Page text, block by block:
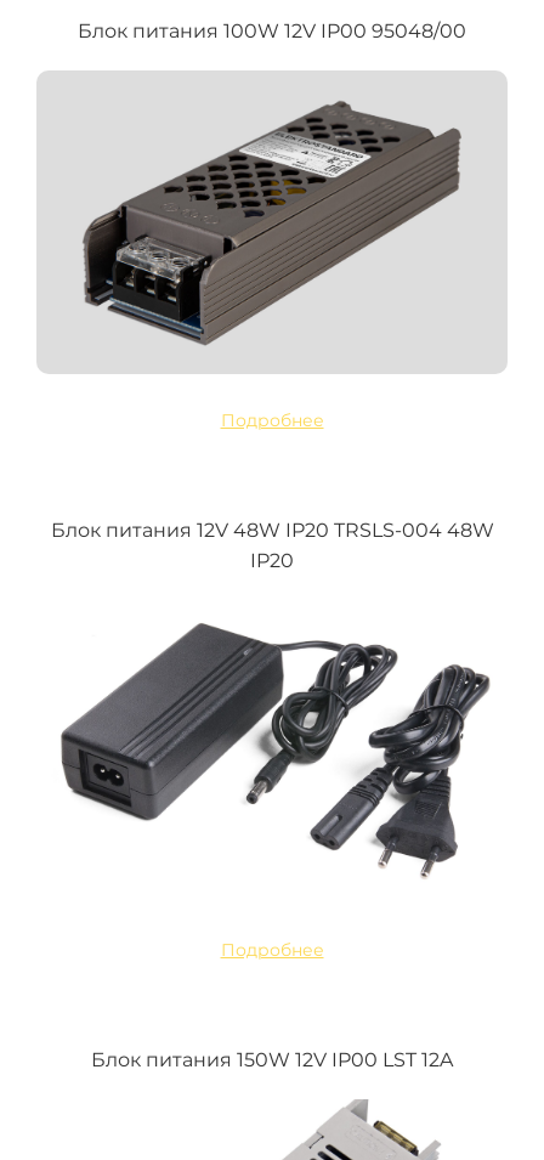
Блок питания 100W 12V IP00 95048/00
Подробнее
Блок питания 12V 48W IP20 TRSLS-004 48W
IP20
Подробнее
Блок питания 150W 12V IP00 LST 12A